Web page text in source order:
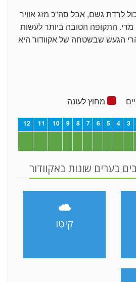
לרדת גשם, אבל סה"כ מזג אוויר
מדי. התקופה הטובה ביותר לעשות
הגעש שבשטחה של אקוודור היא
מחוץ לעונה
3
4
5
6
7
8
9
10
11
12
בערים שונות באקוודור
קיטו